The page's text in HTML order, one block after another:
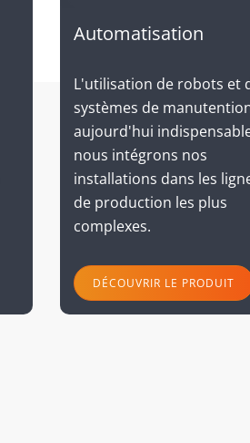
Automatisation
L'utilisation de robots et
systèmes de
aujourd'hui
nous intégrons nos
installations dans les
de production les plus
complexes.
DÉCOUVRIR LE PRODUIT